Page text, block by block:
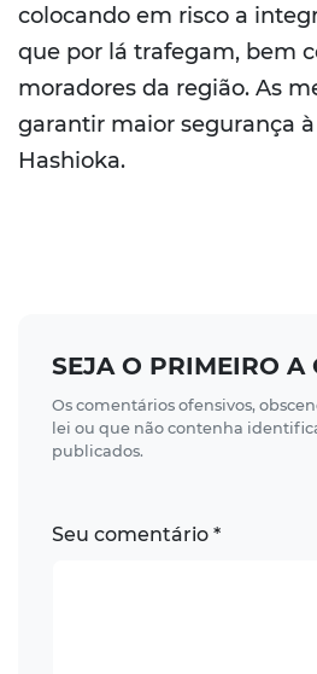
colocando em risco a
que por lá trafegam, bem
moradores da região. As
garantir maior segurança à
Hashioka.
SEJA O PRIMEIRO A
Os comentários ofensivos,
lei ou que não contenha
publicados.
Seu comentário *